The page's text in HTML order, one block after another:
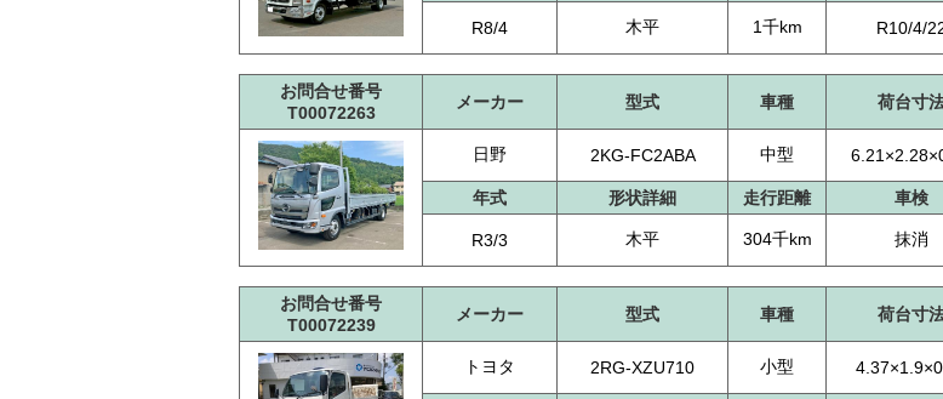
R8/4 木平 1千km R10/4/
お問合せ番号
T00072263
メーカー 型式 車種 荷台寸
日野 2KG-FC2ABA 中型
年式 形状詳細 走行距離 車検
R3/3 木平 304千km 抹消
お問合せ番号
T00072239
メーカー 型式 車種 荷台寸
トヨタ 2RG-XZU710 小型